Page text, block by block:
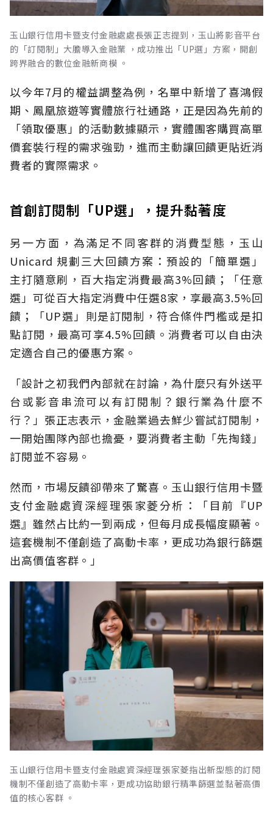
玉山銀行信用卡暨支付金融處處長張正志提到，玉山將影音平台
的「訂閱制」大膽導入金融業 ，成功推出「UP選」方案，開創
跨界融合的數位金融新商模 。
以今年7月的權益調整為例，名單中新增了喜鴻假
期、鳳凰旅遊等實體旅行社通路，正是因為先前的
「領取優惠」的活動數據顯示，實體團客購買高單
價套裝行程的需求強勁，進而主動讓回饋更貼近消
費者的實際需求。
首創訂閱制「UP選」，提升黏著度
另一方面，為滿足不同客群的消費型態，玉山
Unicard 規劃三大回饋方案：預設的「簡單選」
主打隨意刷，百大指定消費最高3%回饋；「任意
選」可從百大指定消費中任選8家，享最高3.5%回
饋；「UP選」則是訂閱制，符合條件門檻或是扣
點訂閱，最高可享4.5%回饋。消費者可以自由決
定適合自己的優惠方案。
「設計之初我們內部就在討論，為什麼只有外送平
台或影音串流可以有訂閱制？銀行業為什麼不
行？」張正志表示，金融業過去鮮少嘗試訂閱制，
一開始團隊內部也擔憂，要消費者主動「先掏錢」
訂閱並不容易。
然而，市場反饋卻帶來了驚喜。玉山銀行信用卡暨
支付金融處資深經理張家菱分析：「目前『UP
選』雖然占比約一到兩成，但每月成長幅度顯著。
這套機制不僅創造了高動卡率，更成功為銀行篩選
出高價值客群。」
玉山銀行信用卡暨支付金融處資深經理張家菱指出新型態的訂閱
機制不僅創造了高動卡率，更成功協助銀行精準篩選並黏著高價
值的核心客群 。